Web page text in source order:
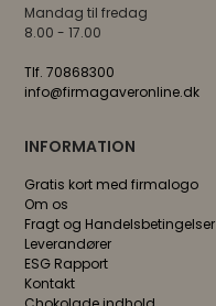
Mandag til fredag
8.00 - 17.00
Tlf. 70868300
info@firmagaveronline.dk
INFORMATION
Gratis kort med firmalogo
Om os
Fragt og Handelsbetingelser
Leverandører
ESG Rapport
Kontakt